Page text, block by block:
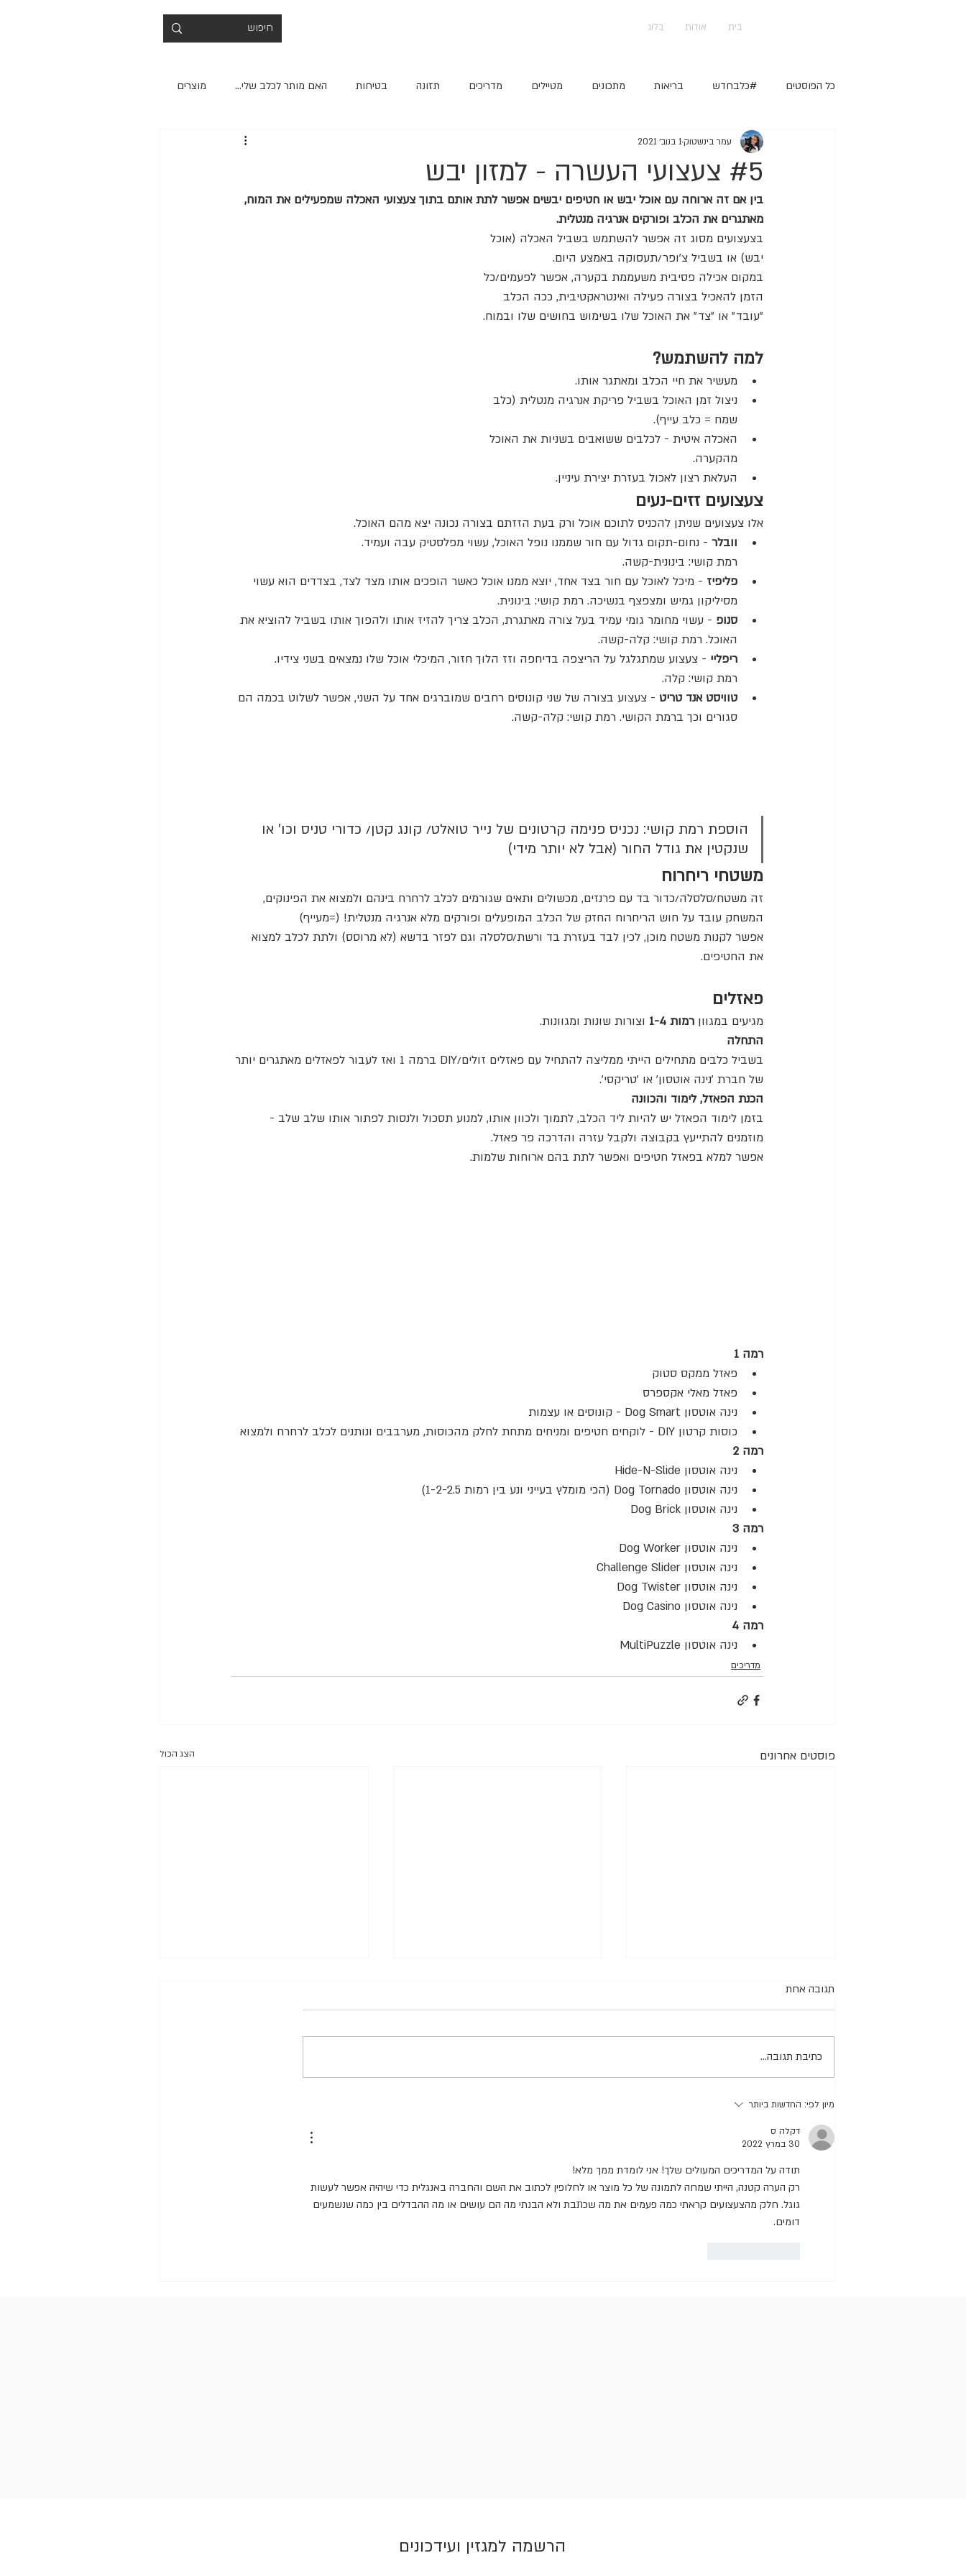
בלוג אודות בית
כל הפוסטים #כלבחדש בריאות מתכונים מטיילים מדריכים תזונה בטיחות האם מותר לכלב שלי... מוצרים
#5 צעצועי העשרה - למזון יבש
עמר בינשטוק1 בנוב׳ 2021
בין אם זה ארוחה עם אוכל יבש או חטיפים יבשים אפשר לתת אותם בתוך צעצועי האכלה שמפעילים את המוח,
מאתגרים את הכלב ופורקים אנרגיה מנטלית.
בצעצועים מסוג זה אפשר להשתמש בשביל האכלה (אוכל
יבש) או בשביל צ׳ופר/תעסוקה באמצע היום.
במקום אכילה פסיבית משעממת בקערה, אפשר לפעמים/כל
הזמן להאכיל בצורה פעילה ואינטראקטיבית, ככה הכלב
״עובד״ או ״צד״ את האוכל שלו בשימוש בחושים שלו ובמוח.
למה להשתמש?
מעשיר את חיי הכלב ומאתגר אותו.
ניצול זמן האוכל בשביל פריקת אנרגיה מנטלית (כלב
שמח = כלב עייף).
האכלה איטית - לכלבים ששואבים בשניות את האוכל
מהקערה.
העלאת רצון לאכול בעזרת יצירת עיניין.
צעצועים זזים-נעים
אלו צעצועים שניתן להכניס לתוכם אוכל ורק בעת הזזתם בצורה נכונה יצא מהם האוכל.
וובלר - נחום-תקום גדול עם חור שממנו נופל האוכל, עשוי מפלסטיק עבה ועמיד.
רמת קושי: בינונית-קשה.
פליפיז - מיכל לאוכל עם חור בצד אחד, יוצא ממנו אוכל כאשר הופכים אותו מצד לצד, בצדדים הוא עשוי
מסיליקון גמיש ומצפצף בנשיכה. רמת קושי: בינונית.
סנופ - עשוי מחומר גומי עמיד בעל צורה מאתגרת, הכלב צריך להזיז אותו ולהפוך אותו בשביל להוציא את
האוכל. רמת קושי: קלה-קשה.
ריפליי - צעצוע שמתגלגל על הריצפה בדיחפה וזז הלוך חזור, המיכלי אוכל שלו נמצאים בשני צידיו.
רמת קושי: קלה.
טוויסט אנד טריט - צעצוע בצורה של שני קונוסים רחבים שמוברגים אחד על השני, אפשר לשלוט בכמה הם
סגורים וכך ברמת הקושי. רמת קושי: קלה-קשה.
הוספת רמת קושי: נכניס פנימה קרטונים של נייר טואלט/ קונג קטן/ כדורי טניס וכו׳ או
שנקטין את גודל החור (אבל לא יותר מידי)
משטחי ריחרוח
זה משטח/סלסלה/כדור בד עם פרנזים, מכשולים ותאים שגורמים לכלב לרחרח בינהם ולמצוא את הפינוקים,
המשחק עובד על חוש הריחרוח החזק של הכלב המופעלים ופורקים מלא אנרגיה מנטלית! (=מעייף)
אפשר לקנות משטח מוכן, לכין לבד בעזרת בד ורשת/סלסלה וגם לפזר בדשא (לא מרוסס) ולתת לכלב למצוא
את החטיפים.
פאזלים
מגיעים במגוון רמות 1-4
וצורות שונות ומגוונות.
התחלה
בשביל כלבים מתחילים הייתי ממליצה להתחיל עם פאזלים זולים/DIY ברמה 1 ואז לעבור לפאזלים מאתגרים יותר
של חברת ׳נינה אוטסון׳ או ׳טריקסי׳.
הכנת הפאזל, לימוד והכוונה
בזמן לימוד הפאזל יש להיות ליד הכלב, לתמוך ולכוון אותו, למנוע תסכול ולנסות לפתור אותו שלב שלב -
מוזמנים להתייעץ בקבוצה ולקבל עזרה והדרכה פר פאזל.
אפשר למלא בפאזל חטיפים ואפשר לתת בהם ארוחות שלמות.
רמה 1
פאזל ממקס סטוק
פאזל מאלי אקספרס
נינה אוטסון Dog Smart - קונוסים או עצמות
כוסות קרטון DIY - לוקחים חטיפים ומניחים מתחת לחלק מהכוסות, מערבבים ונותנים לכלב לרחרח ולמצוא
רמה 2
נינה אוטסון Hide-N-Slide
נינה אוטסון Dog Tornado (הכי מומלץ בעייני ונע בין רמות 1-2-2.5)
נינה אוטסון Dog Brick
רמה 3
נינה אוטסון Dog Worker
נינה אוטסון Challenge Slider
נינה אוטסון Dog Twister
נינה אוטסון Dog Casino
רמה 4
נינה אוטסון MultiPuzzle
מדריכים
פוסטים אחרונים הצג הכול
תגובה אחת
כתיבת תגובה...
מיון לפי: החדשות ביותר
דקלה ס
30 במרץ 2022
תודה על המדריכים המעולים שלך! אני לומדת ממך מלא!
רק הערה קטנה, הייתי שמחה לתמונה של כל מוצר או לחלופין לכתוב את השם והחברה באנגלית כדי שיהיה אפשר לעשות
גוגל. חלק מהצעצועים קראתי כמה פעמים את מה שכתבת ולא הבנתי מה הם עושים או מה ההבדלים בין כמה שנשמעים
דומים.
הרשמה למגזין ועידכונים